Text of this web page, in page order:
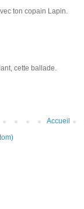
ton copain Lapin.
cette ballade.
Accueil